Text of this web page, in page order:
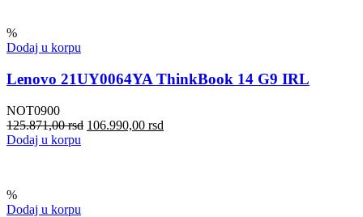
%
Dodaj u korpu
Lenovo 21UY0064YA ThinkBook 14 G9 IRL
NOT0900
125.871,00rsd 106.990,00 rsd
Dodaj u korpu
%
Dodaj u korpu